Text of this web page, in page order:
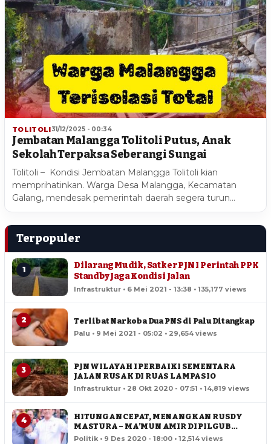
TOLITOLI31/12/2025 - 00:34
Jembatan Malangga Tolitoli Putus, Anak
Sekolah Terpaksa Seberangi Sungai
Tolitoli – Kondisi Jembatan Malangga Tolitoli kian
memprihatinkan. Warga Desa Malangga, Kecamatan
Galang, mendesak pemerintah daerah segera turun…
Terpopuler
1
Dilarang Mudik, Satker PJN I Perintah PPK
Standby Jaga Kondisi Jalan
Infrastruktur • 6 Mei 2021 - 13:38 • 135,177 views
2 Terlibat Narkoba Dua PNS di Palu Ditangkap
Palu • 9 Mei 2021 - 05:02 • 29,654 views
3
PJN WILAYAH I PERBAIKI SEMENTARA
JALAN RUSAK DI RUAS LAMPASIO
Infrastruktur • 28 Okt 2020 - 07:51 • 14,819 views
4
HITUNGAN CEPAT, MENANGKAN RUSDY
MASTURA – MA’MUN AMIR DI PILGUB
SULTENG
Politik • 9 Des 2020 - 18:00 • 12,514 views